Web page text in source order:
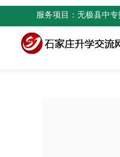
服务项目：无极县中